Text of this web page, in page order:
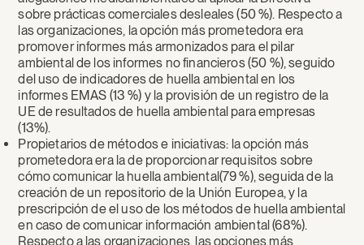
sobre prácticas comerciales desleales (50 %). Respecto a
las organizaciones, la opción más prometedora era
promover informes más armonizados para el pilar
ambiental de los informes no financieros (50 %), seguido
del uso de indicadores de huella ambiental en los
informes EMAS (13 %) y la provisión de un registro de la
UE de resultados de huella ambiental para empresas
(13%).
Propietarios de métodos e iniciativas: la opción más
prometedora era la de proporcionar requisitos sobre
cómo comunicar la huella ambiental(79 %), seguida de la
creación de un repositorio de la Unión Europea, y la
prescripción de el uso de los métodos de huella ambiental
en caso de comunicar información ambiental (68%).
Respecto a las organizaciones, las opciones más